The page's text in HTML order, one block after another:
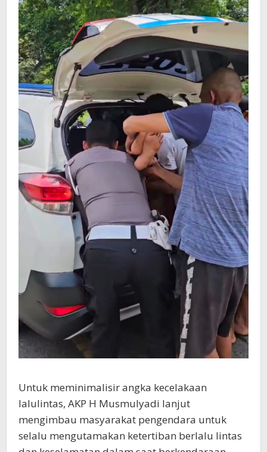
Untuk meminimalisir angka kecelakaan
lalulintas, AKP H Musmulyadi lanjut
mengimbau masyarakat pengendara untuk
selalu mengutamakan ketertiban berlalu lintas